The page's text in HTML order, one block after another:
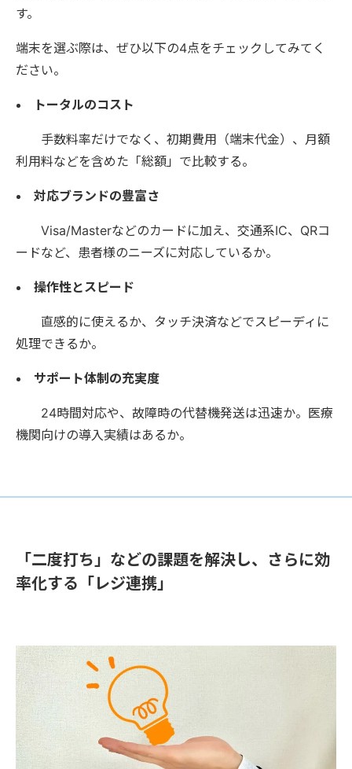
す。
端末を選ぶ際は、ぜひ以下の4点をチェックしてみてく
ださい。
トータルのコスト
手数料率だけでなく、初期費用（端末代金）、月額
利用料などを含めた「総額」で比較する。
対応ブランドの豊富さ
Visa/Masterなどのカードに加え、交通系IC、QRコ
ードなど、患者様のニーズに対応しているか。
操作性とスピード
直感的に使えるか、タッチ決済などでスピーディに
処理できるか。
サポート体制の充実度
24時間対応や、故障時の代替機発送は迅速か。医療
機関向けの導入実績はあるか。
「二度打ち」などの課題を解決し、さらに効
率化する「レジ連携」